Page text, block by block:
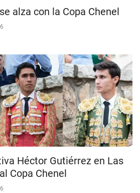
alza con la Copa Chenel
Héctor Gutiérrez en Las
Copa Chenel